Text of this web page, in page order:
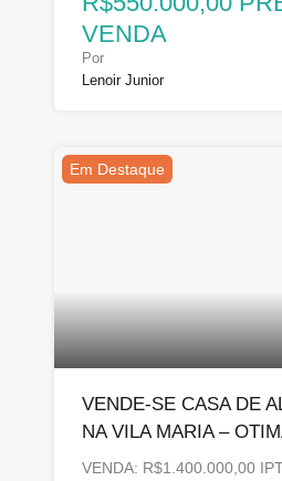
VENDA
Por
Lenoir Junior
Em Destaque
VENDE-SE CASA DE
NA VILA MARIA –
VENDA: R$1.400.000,00